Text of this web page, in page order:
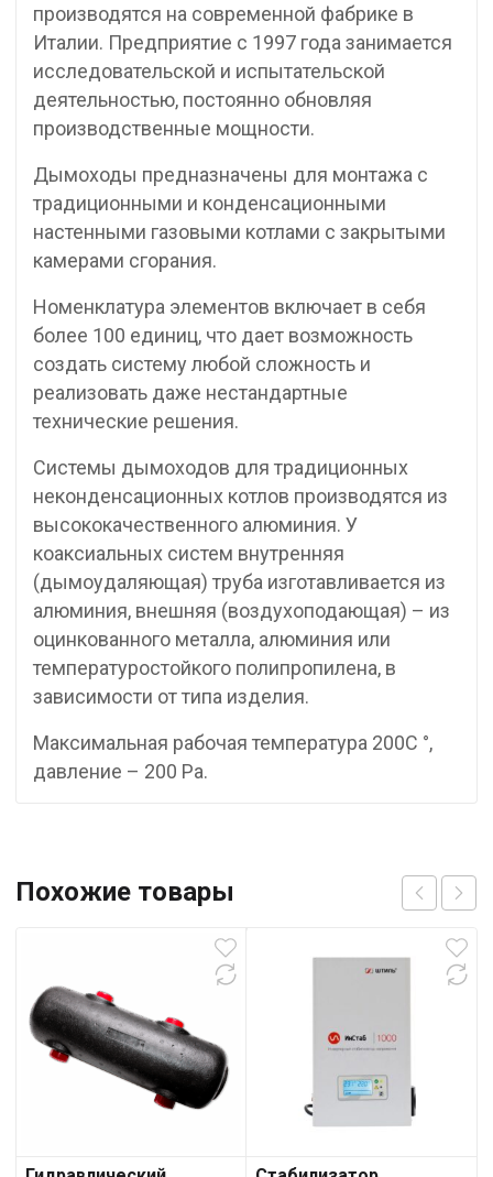
производятся на современной фабрике в
Италии. Предприятие с 1997 года занимается
исследовательской и испытательской
деятельностью, постоянно обновляя
производственные мощности.
Дымоходы предназначены для монтажа с
традиционными и конденсационными
настенными газовыми котлами с закрытыми
камерами сгорания.
Номенклатура элементов включает в себя
более 100 единиц, что дает возможность
создать систему любой сложность и
реализовать даже нестандартные
технические решения.
Системы дымоходов для традиционных
неконденсационных котлов производятся из
высококачественного алюминия. У
коаксиальных систем внутренняя
(дымоудаляющая) труба изготавливается из
алюминия, внешняя (воздухоподающая) – из
оцинкованного металла, алюминия или
температуростойкого полипропилена, в
зависимости от типа изделия.
Максимальная рабочая температура 200С °,
давление – 200 Ра.
Похожие товары